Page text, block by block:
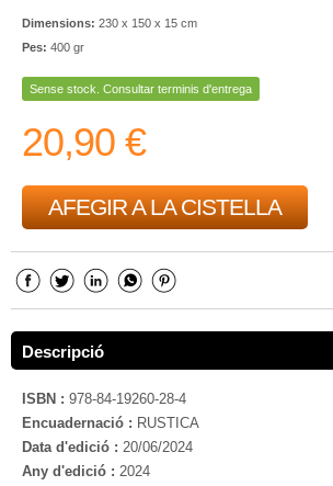
Dimensions: 230 x 150 x 15 cm
Pes: 400 gr
Sense stock. Consultar terminis d'entrega
20,90 €
AFEGIR A LA CISTELLA
Descripció
ISBN : 978-84-19260-28-4
Encuadernació : RUSTICA
Data d'edició : 20/06/2024
Any d'edició : 2024